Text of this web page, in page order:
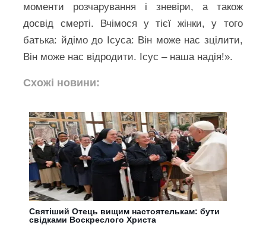
моменти розчарування і зневіри, а також
досвід смерті. Вчімося у тієї жінки, у того
батька: йдімо до Ісуса: Він може нас зцілити,
Він може нас відродити. Ісус – наша надія!».
Схожі новини:
Святіший Отець вищим настоятелькам: бути
свідками Воскреслого Христа